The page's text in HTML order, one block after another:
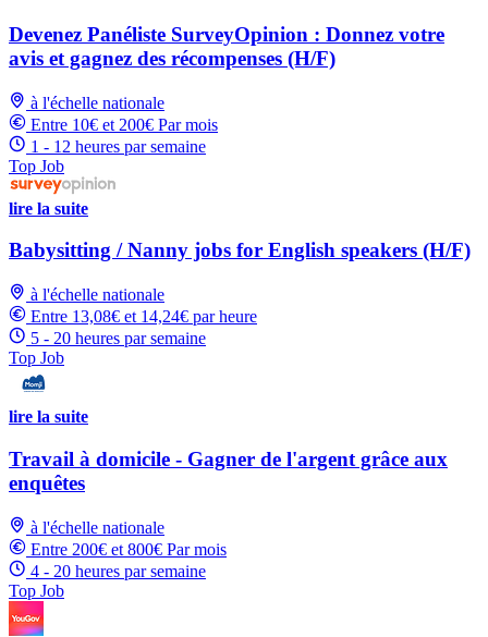
Devenez Panéliste SurveyOpinion : Donnez votre
avis et gagnez des récompenses (H/F)
à l'échelle nationale
Entre 10€ et 200€ Par mois
1 - 12 heures par semaine
Top Job
lire la suite
Babysitting / Nanny jobs for English speakers (H/F)
à l'échelle nationale
Entre 13,08€ et 14,24€ par heure
5 - 20 heures par semaine
Top Job
lire la suite
Travail à domicile - Gagner de l'argent grâce aux
enquêtes
à l'échelle nationale
Entre 200€ et 800€ Par mois
4 - 20 heures par semaine
Top Job